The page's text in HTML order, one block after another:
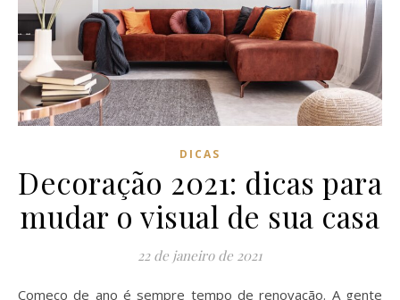
DICAS
Decoração 2021: dicas para
mudar o visual de sua casa
22 de janeiro de 2021
Começo de ano é sempre tempo de renovação. A gente